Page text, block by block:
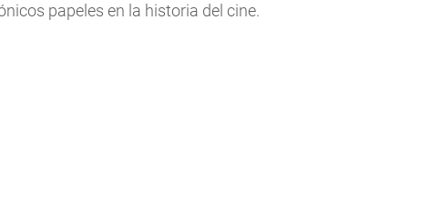
papeles en la historia del cine.